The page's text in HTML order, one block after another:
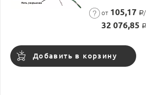
от 105,17 Р
32 076,85
Добавить в корзину